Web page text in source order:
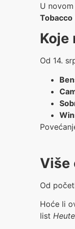
U
Tobacco
Koje
Od 14.
Više
Od
Hoće li
list Heute